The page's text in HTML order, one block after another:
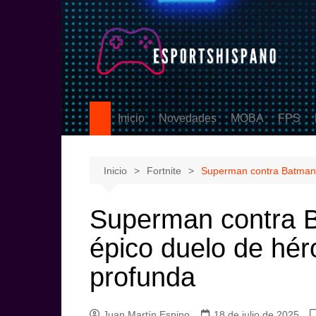
Inicio Novedades
eSports
MOBA
DOTA2
FPS
Valorant
Inicio Fortnite Superman contra
Superman contra
épico duelo de
profunda